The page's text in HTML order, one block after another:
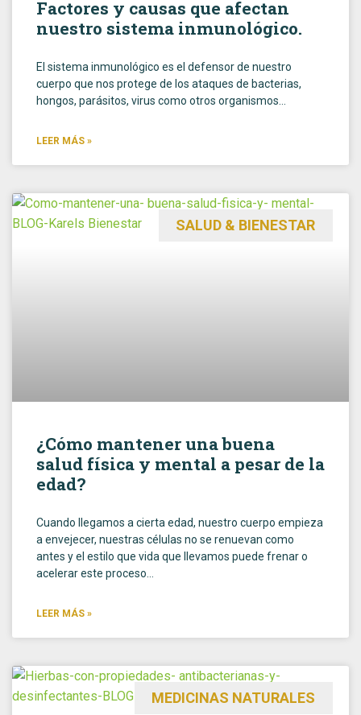
Factores y causas que afectan
nuestro sistema inmunológico.
El sistema inmunológico es el defensor de nuestro
cuerpo que nos protege de los ataques de bacterias,
hongos, parásitos, virus como otros organismos…
LEER MÁS »
SALUD & BIENESTAR
¿Cómo mantener una buena
salud física y mental a pesar de la
edad?
Cuando llegamos a cierta edad, nuestro cuerpo empieza
a envejecer, nuestras células no se renuevan como
antes y el estilo que vida que llevamos puede frenar o
acelerar este proceso…
LEER MÁS »
MEDICINAS NATURALES